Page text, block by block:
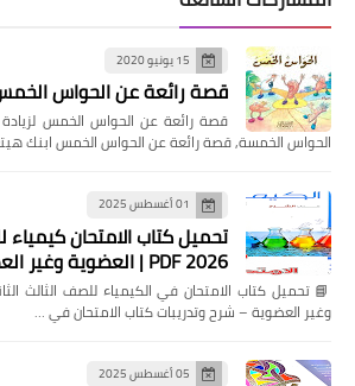
15 يونيو 2020
قصة رائعة عن الحواس
قصة رائعة عن الحواس الخمس
الحواس الخمسة, قصة رائعة عن الحواس الخمس ابنك
01 أغسطس 2025
تحميل كتاب الامتحان كيمياء
2026 PDF | العضوية وغير العضوية
وغير العضوية – شرح وتدريبات كتاب الامتحان في …
05 أغسطس 2025